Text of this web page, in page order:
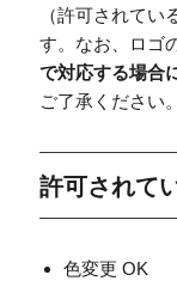
（許可されて
す。なお、ロゴ
で対応する場合
ご了承ください。
許可されて
色変更 OK